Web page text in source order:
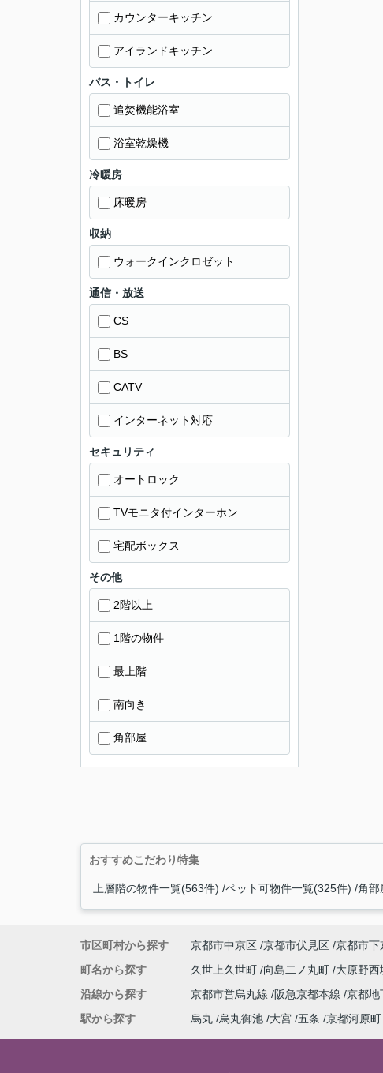
カウンターキッチン
アイランドキッチン
バス・トイレ
追焚機能浴室
浴室乾燥機
冷暖房
床暖房
収納
ウォークインクロゼット
通信・放送
CS
BS
CATV
インターネット対応
セキュリティ
オートロック
TVモニタ付インターホン
宅配ボックス
その他
2階以上
1階の物件
最上階
南向き
角部屋
おすすめこだわり特集
上層階の物件一覧(563件) ペット可物件一覧(325件) 角部
市区町村から探す 京都市中京区 京都市伏見区 京都市下
町名から探す
久世上久世町 向島二ノ丸町 大原野西
沿線から探す
京都市営烏丸線 阪急京都本線 京都地
駅から探す
烏丸 烏丸御池 大宮 五条 京都河原町